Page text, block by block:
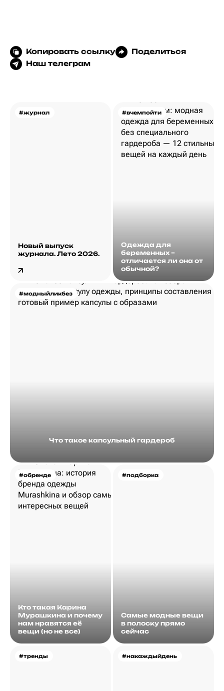
Копировать ссылку
Поделиться
Наш телеграм
#журнал
Новый выпуск
журнала. Лето 2026.
#вчемпойти
Одежда для
беременных –
отличается ли она от
обычной?
#модныйликбез
Что такое капсульный гардероб
#обренде
Кто такая Карина
Мурашкина и почему
нам нравятся её
вещи (но не все)
#подборка
Самые модные вещи
в полоску прямо
сейчас
#тренды #накаждыйдень